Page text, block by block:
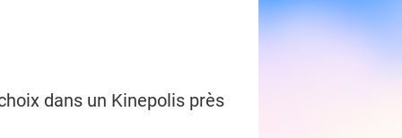
dans un Kinepolis près